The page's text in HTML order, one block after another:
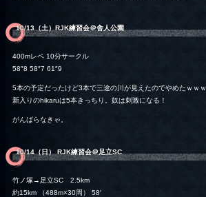
10/13（土）RJK練習会＠舎人公園
400mレペ 10分サークル
58″8 58″7 61″9
5本の予定だったけど3本で三途の川が見えたのでやめたｗｗｗ
新入りのhikaruは5本きっちり。奴は刺激になる！
がんばらなきゃ。
10/14（日） RJK練習会＠足立SC
竹ノ塚→足立SC 2.5km
約15km （488m×30周） 58′